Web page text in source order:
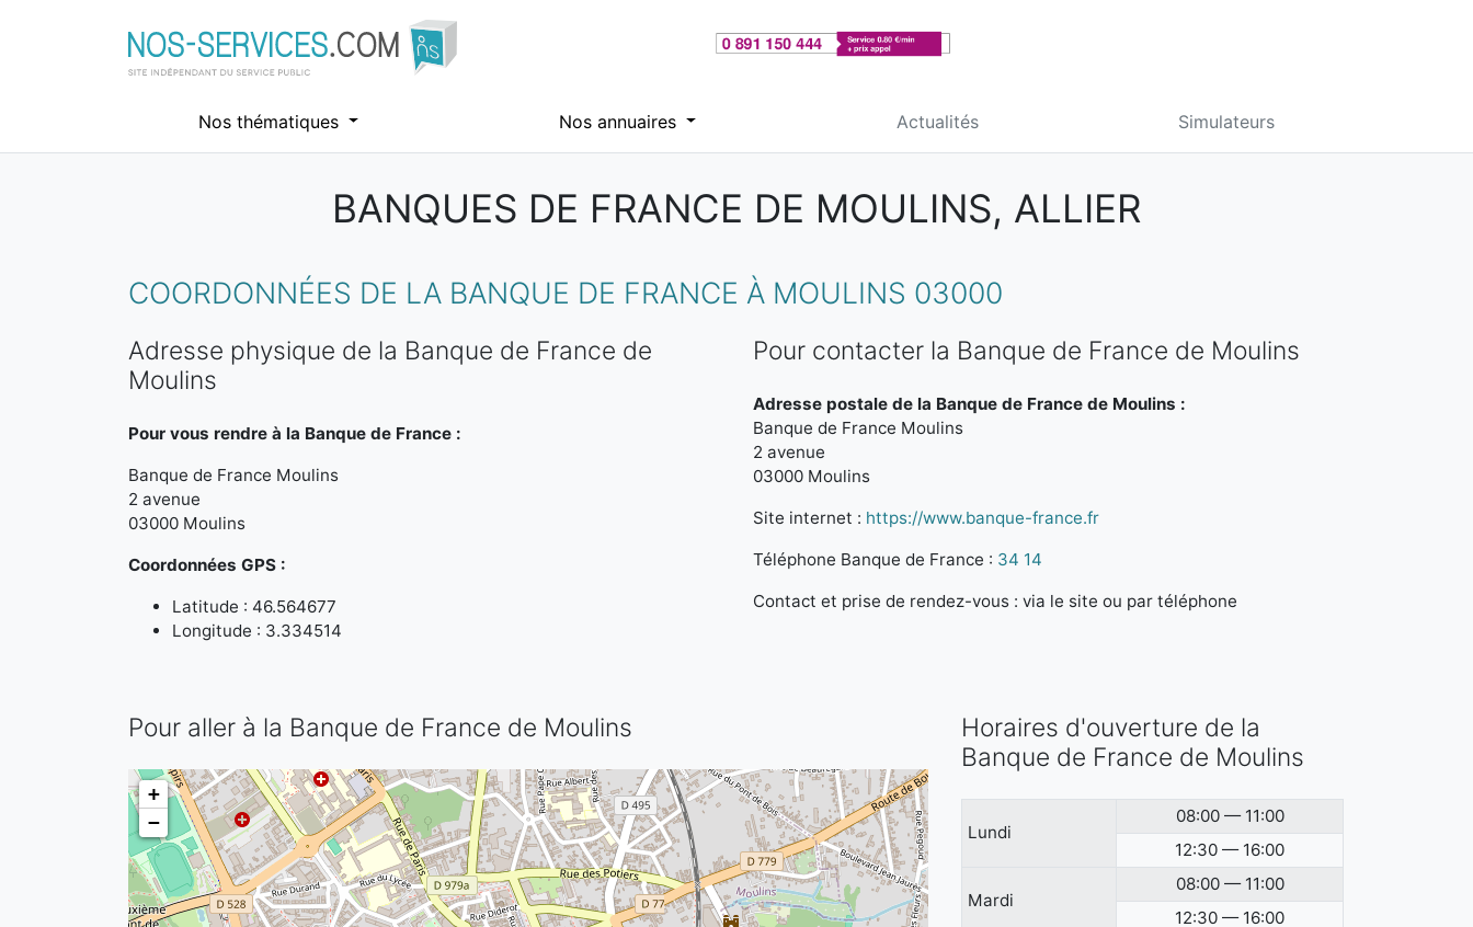
Nos thématiques Nos annuaires Actualités Simulateurs
BANQUES DE FRANCE DE MOULINS, ALLIER
COORDONNÉES DE LA BANQUE DE FRANCE À MOULINS 03000
Adresse physique de la Banque de France de
Moulins
Pour vous rendre à la Banque de France :
Banque de France Moulins
2 avenue
03000 Moulins
Coordonnées GPS :
Latitude : 46.564677
Longitude : 3.334514
Pour contacter la Banque de France de Moulins
Adresse postale de la Banque de France de Moulins :
Banque de France Moulins
2 avenue
03000 Moulins
Site internet : https://www.banque-france.fr
Téléphone Banque de France : 34 14
Contact et prise de rendez-vous : via le site ou par téléphone
Pour aller à la Banque de France de Moulins
+
−
Horaires d'ouverture de la
Banque de France de Moulins
Lundi
08:00 — 11:00
12:30 — 16:00
Mardi
08:00 — 11:00
12:30 — 16:00